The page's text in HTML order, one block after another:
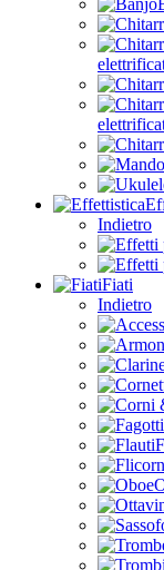
Indietro
Fiati
Indietro